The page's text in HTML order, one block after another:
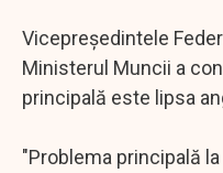
Vicepreşedintele
Ministerul Muncii a
principală este lipsa
"Problema principală